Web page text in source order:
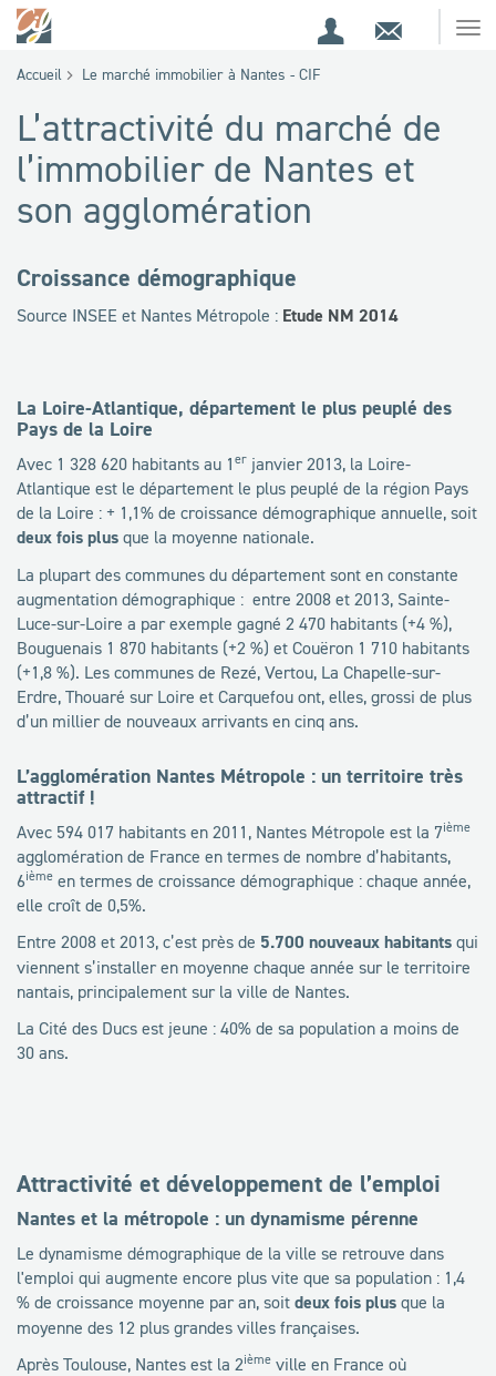
Espace
recherche
EspaceContact
Accueil Le marché immobilier à Nantes - CIF
L’attractivité du marché de
l’immobilier de Nantes et
son agglomération
Croissance démographique
Source INSEE et Nantes Métropole : Etude NM 2014
La Loire-Atlantique, département le plus peuplé des
Pays de la Loire
Avec 1 328 620 habitants au 1 er janvier 2013, la Loire-
Atlantique est le département le plus peuplé de la région Pays
de la Loire : + 1,1% de croissance démographique annuelle, soit
deux fois plus que la moyenne nationale.
La plupart des communes du département sont en constante
augmentation démographique : entre 2008 et 2013, Sainte-
Luce-sur-Loire a par exemple gagné 2 470 habitants (+4 %),
Bouguenais 1 870 habitants (+2 %) et Couëron 1 710 habitants
(+1,8 %). Les communes de Rezé, Vertou, La Chapelle-sur-
Erdre, Thouaré sur Loire et Carquefou ont, elles, grossi de plus
d’un millier de nouveaux arrivants en cinq ans.
L’agglomération Nantes Métropole : un territoire très
attractif !
Avec 594 017 habitants en 2011, Nantes Métropole est la 7ième
agglomération de France en termes de nombre d’habitants,
6ième en termes de croissance démographique : chaque année,
elle croît de 0,5%.
Entre 2008 et 2013, c’est près de 5.700 nouveaux habitants qui
viennent s’installer en moyenne chaque année sur le territoire
nantais, principalement sur la ville de Nantes.
La Cité des Ducs est jeune : 40% de sa population a moins de
30 ans.
Attractivité et développement de l’emploi
Nantes et la métropole : un dynamisme pérenne
Le dynamisme démographique de la ville se retrouve dans
l'emploi qui augmente encore plus vite que sa population : 1,4
% de croissance moyenne par an, soit deux fois plus que la
moyenne des 12 plus grandes villes françaises.
Après Toulouse, Nantes est la 2ième ville en France où